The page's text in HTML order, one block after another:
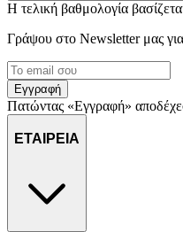
Η τελική βαθμολογία
Γράψου στο Νewsletter μας
Εγγραφή
Πατώντας «Εγγραφή»
ΕΤΑΙΡΕΙΑ